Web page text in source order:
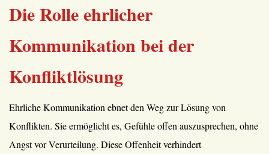
Die Rolle ehrlicher
Kommunikation bei der
Konfliktlösung
Ehrliche Kommunikation ebnet den Weg zur Lösung von
Konflikten. Sie ermöglicht es, Gefühle offen auszusprechen, ohne
Angst vor Verurteilung. Diese Offenheit verhindert